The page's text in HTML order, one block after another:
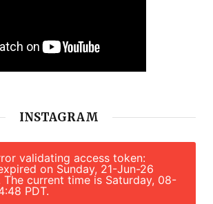
INSTAGRAM
validating access token:
on Sunday, 21-Jun-26
The current time is Saturday, 08-
PDT.